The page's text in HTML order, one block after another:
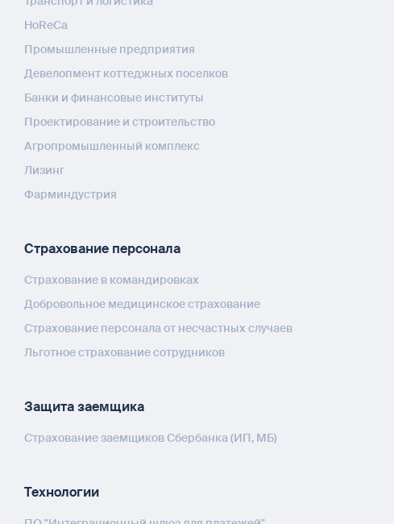
HoReCa
Промышленные предприятия
Девелопмент коттеджных поселков
Банки и финансовые институты
Проектирование и строительство
Агропромышленный комплекс
Лизинг
Фарминдустрия
Страхование персонала
Страхование в командировках
Добровольное медицинское страхование
Страхование персонала от несчастных случаев
Льготное страхование сотрудников
Защита заемщика
Страхование заемщиков Сбербанка (ИП, МБ)
Технологии